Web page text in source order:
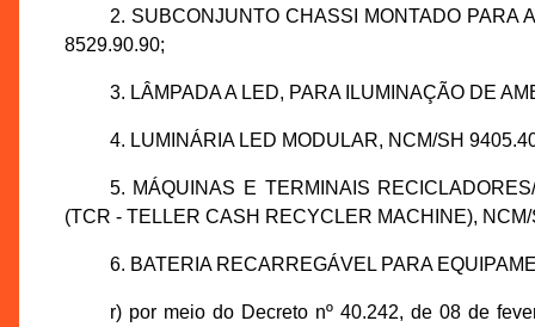
2. SUBCONJUNTO CHASSI MONTADO PARA
8529.90.90;
3. LÂMPADA A LED, PARA ILUMINAÇÃO DE
4. LUMINÁRIA LED MODULAR, NCM/SH
5. MÁQUINAS E TERMINAIS
(TCR - TELLER CASH RECYCLER MACHINE),
6. BATERIA RECARREGÁVEL PARA
r) por meio do Decreto nº 40.242, de 08 de